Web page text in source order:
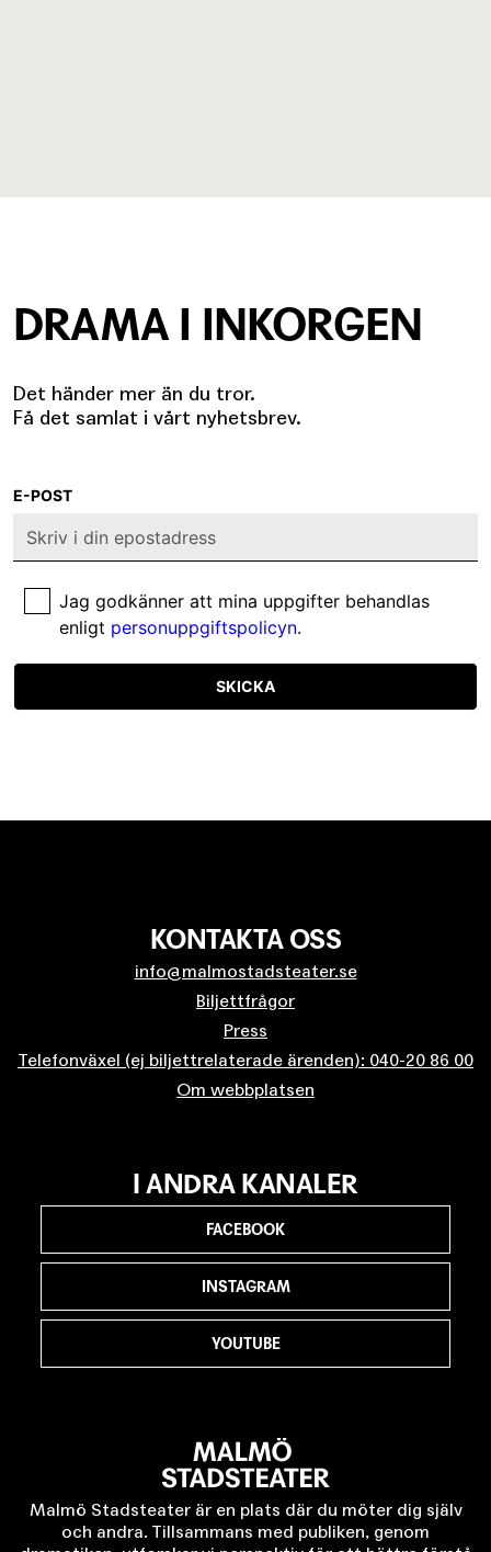
DRAMA I INKORGEN
Det händer mer än du tror.
Få det samlat i vårt nyhetsbrev.
E-POST
Jag godkänner att mina uppgifter behandlas
enligt personuppgiftspolicyn.
SKICKA
KONTAKTA OSS
info@malmostadsteater.se
Biljettfrågor
Press
Telefonväxel (ej biljettrelaterade ärenden): 040-20 86 00
Om webbplatsen
Malmö Stadsteater är en plats där du möter dig själv
och andra. Tillsammans med publiken, genom
I ANDRA KANALER
FACEBOOK
INSTAGRAM
YOUTUBE